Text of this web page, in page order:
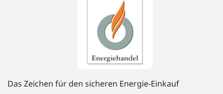
Das Zeichen für den sicheren Energie-Einkauf